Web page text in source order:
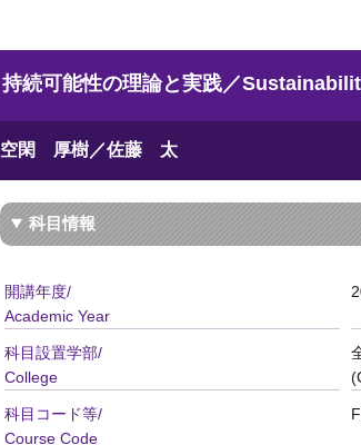
持続可能性の理論と実践／
空閑 厚樹／佐藤 太
科目情報
開講年度/
Academic Year
科目設置学部/
College
科目コード等/
Course Code